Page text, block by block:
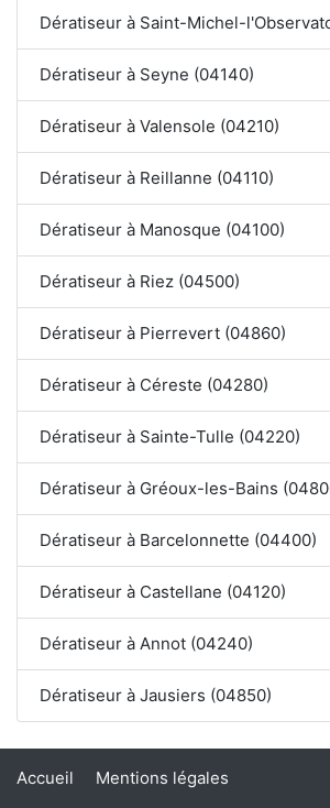
Dératiseur à Saint-Michel-
Dératiseur à Seyne (04140)
Dératiseur à Valensole (04210)
Dératiseur à Reillanne (04110)
Dératiseur à Manosque (04100)
Dératiseur à Riez (04500)
Dératiseur à Pierrevert (04860)
Dératiseur à Céreste (04280)
Dératiseur à Sainte-Tulle (04220)
Dératiseur à Gréoux-les-Bains
Dératiseur à Barcelonnette (04400)
Dératiseur à Castellane (04120)
Dératiseur à Annot (04240)
Dératiseur à Jausiers (04850)
Accueil Mentions légales